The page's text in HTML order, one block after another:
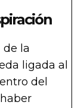
la
ligada al
del